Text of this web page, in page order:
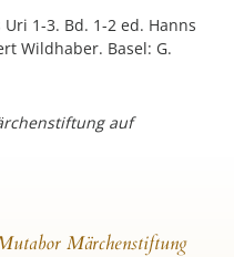
1-3. Bd. 1-2 ed. Hanns
Wildhaber. Basel: G.
auf
Märchenstiftung